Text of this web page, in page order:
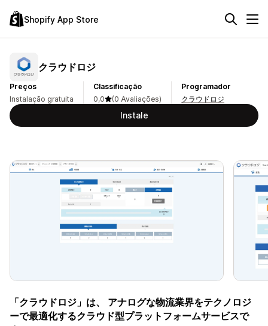
Shopify App Store
クラウドロジ
Preços
Instalação gratuita
Classificação
0,0
(0 Avaliações)
Programador
クラウドロジ
Instale
「クラウドロジ」は、 アナログな物流業界をテクノロジ
ーで最適化するクラウド型プラットフォームサービスで